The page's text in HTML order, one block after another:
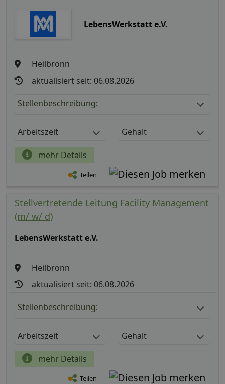
LebensWerkstatt e.V.
Heilbronn
aktualisiert seit: 06.08.2026
Stellenbeschreibung:
Arbeitszeit Gehalt
mehr Details
Teilen
Stellvertretende Leitung Facility Management
(m/ w/ d)
LebensWerkstatt e.V.
Heilbronn
aktualisiert seit: 06.08.2026
Stellenbeschreibung:
Arbeitszeit Gehalt
mehr Details
Teilen